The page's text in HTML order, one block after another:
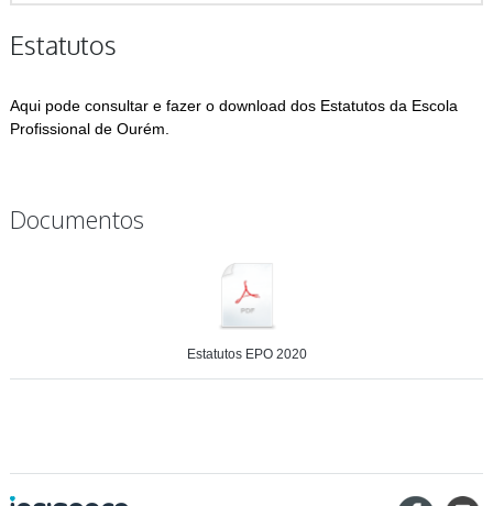
Estatutos
Aqui pode consultar e fazer o download dos Estatutos da Escola
Profissional de Ourém.
Documentos
Estatutos EPO 2020